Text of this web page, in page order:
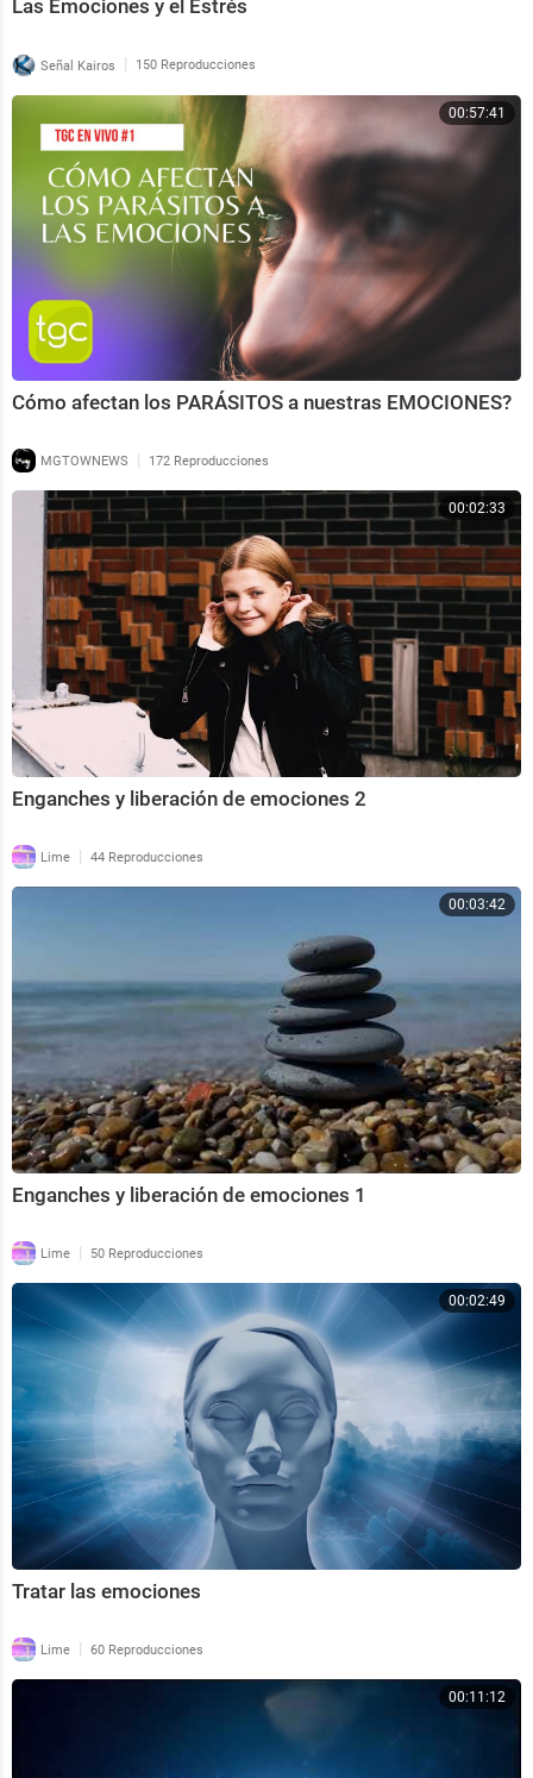
Las Emociones y el Estrés
Señal Kairos | 150 Reproducciones
00:57:41
Cómo afectan los PARÁSITOS a nuestras EMOCIONES?
MGTOWNEWS | 172 Reproducciones
00:02:33
Enganches y liberación de emociones 2
Lime | 44 Reproducciones
00:03:42
Enganches y liberación de emociones 1
Lime | 50 Reproducciones
00:02:49
Tratar las emociones
Lime | 60 Reproducciones
00:11:12